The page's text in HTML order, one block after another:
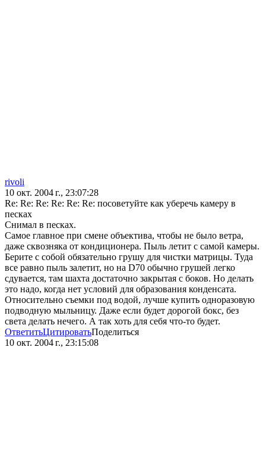
rivoli
10 окт. 2004 г., 23:07:28
Re: Re: Re: Re: Re: Re: посоветуйте как уберечь камеру в
песках
Снимал в песках.
Самое главное при смене объектива, чтобы не было ветра,
даже сквозняка от кондиционера. Пыль летит с самой камеры.
Берите с собой обязательно грушу для чистки матрицы. Туда
все равно пыль залетит, но на D70 обычно грушей легко
сдувается, там шахта достаточно закрытая с боков. Но делать
это надо, когда нет условий для образования конденсата.
Относительно съемки под водой, лучше купить одноразовую
подводную мыльницу. Даже если будет дорогой бокс, без
света делать нечего. А так хоть для себя что-то будет.
ОтветитьЦитироватьПоделиться
10 окт. 2004 г., 23:15:08